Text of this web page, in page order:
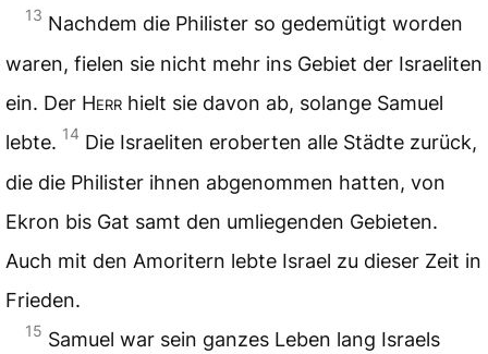
13 Nachdem die Philister so gedemütigt worden
waren, fielen sie nicht mehr ins Gebiet der Israeliten
ein. Der Herr hielt sie davon ab, solange Samuel
lebte. 14 Die Israeliten eroberten alle Städte zurück,
die die Philister ihnen abgenommen hatten, von
Ekron bis Gat samt den umliegenden Gebieten.
Auch mit den Amoritern lebte Israel zu dieser Zeit in
Frieden.
15 Samuel war sein ganzes Leben lang Israels